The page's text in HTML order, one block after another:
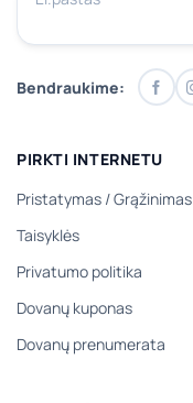
Bendraukime:
PIRKTI INTERNETU
Pristatymas /Grąžinimas
Taisyklės
Privatumo politika
Dovanų kuponas
Dovanų prenumerata